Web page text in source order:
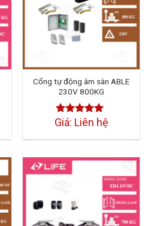
Cổng tự động âm sàn ABLE
230V 800KG
Được xếp
sao
Giá: Liên hệ